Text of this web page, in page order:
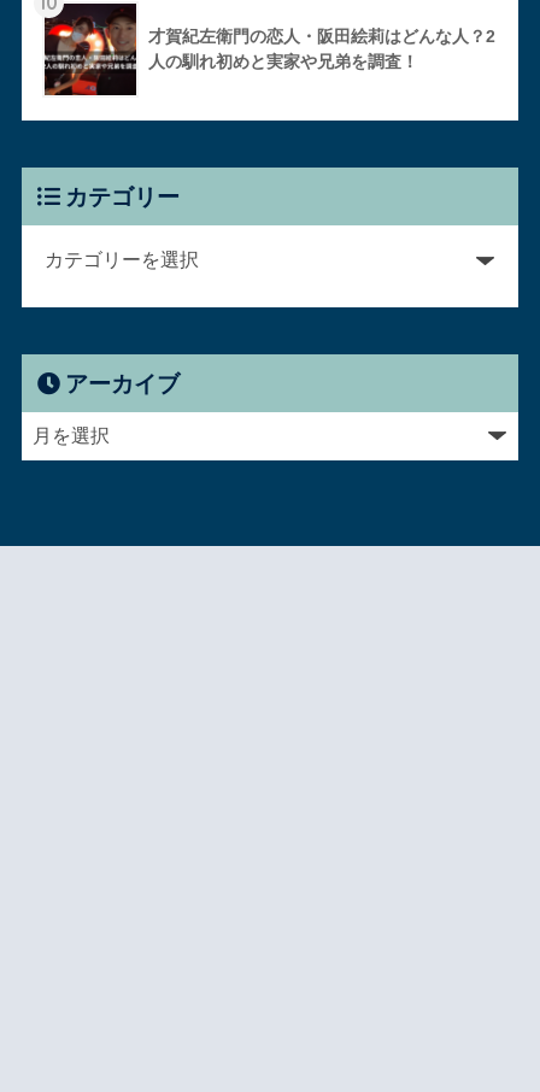
才賀紀左衛門の恋人・阪田絵莉はどんな人？2
人の馴れ初めと実家や兄弟を調査！
カテゴリー
アーカイブ